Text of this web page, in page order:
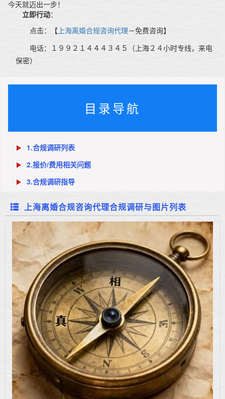
今天就迈出一步！
立即行动：
点击：【 上海离婚合规咨询代理－免费咨询】
电话：１９９２１４４４３４５（上海２４小时专线，来电
保密）
目录导航
1.合规调研列表
2.报价/费用相关问题
3.合规调研指导
上海离婚合规咨询代理合规调研与图片列表